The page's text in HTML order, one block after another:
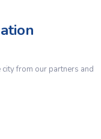
from our partners and